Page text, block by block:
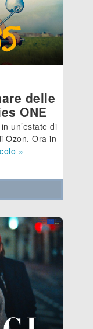
delle
ONE
un’estate di
Ozon. Ora in
»